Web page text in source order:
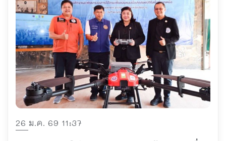
26 ม.ค. 69 11:37